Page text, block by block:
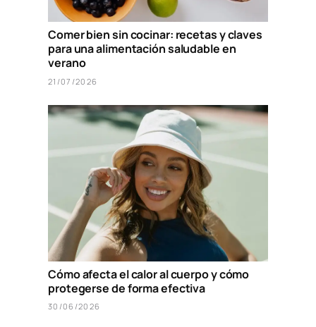
Comer bien sin cocinar: recetas y claves
para una alimentación saludable en
verano
21/07/2026
Cómo afecta el calor al cuerpo y cómo
protegerse de forma efectiva
30/06/2026